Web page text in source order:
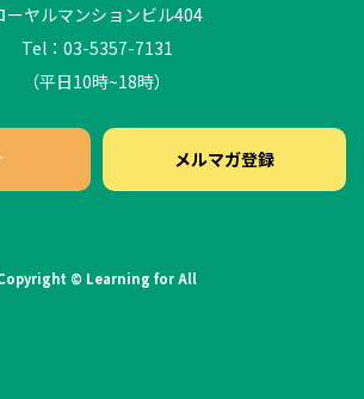
ーヤルマンションビル404
Tel：03-5357-7131
（平日10時~18時）
メルマガ登録
© Learning for All